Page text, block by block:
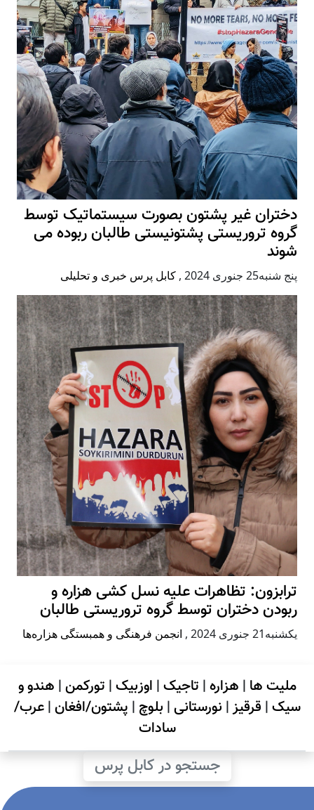
دختران غیر پشتون بصورت سیستماتیک توسط
گروه تروریستی پشتونیستی طالبان ربوده می
شوند
پنج شنبه25 جنوری 2024 , کابل پرس خبری و تحلیلی
ترابزون: تظاهرات علیه نسل کشی هزاره و
ربودن دختران توسط گروه تروریستی طالبان
يكشنبه21 جنوری 2024 , انجمن فرهنگی و همبستگی هزاره‌ها
ملیت ها | هزاره| تاجیک| اوزبیک| تورکمن| هندو و
سیک| قرقیز| نورستانی| بلوچ | پشتون/افغان|عرب/
سادات
جستجو در کابل پرس